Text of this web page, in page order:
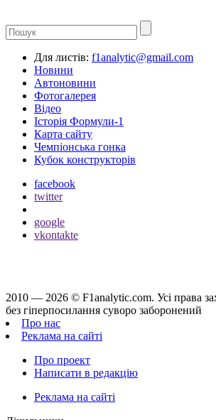
Для листів: f1analytic@gmail.com
Новини
Автоновини
Фотогалерея
Відео
Історія Формули-1
Карта сайту
Чемпіонська гонка
Кубок конструкторів
facebook
twitter
google
vkontakte
2010 — 2026 © F1analytic.com. Усi права
без гіперпосилання суворо заборонений
Про нас
Реклама на сайті
Про проект
Написати в редакцію
Реклама на сайті